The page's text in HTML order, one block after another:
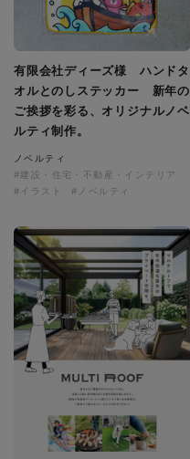
有限会社ディーズ様 ハンドタ
オルとのしステッカー 新年の
ご挨拶を彩る、オリジナルノベ
ルティ制作。
ノベルティ
#建設・住宅・不動産・インテリア
#イラスト
#ノベルティ